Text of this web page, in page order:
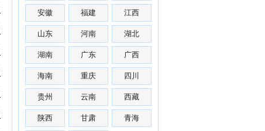
安徽 福建 江西
山东 河南 湖北
湖南 广东 广西
海南 重庆 四川
贵州 云南 西藏
陕西 甘肃 青海